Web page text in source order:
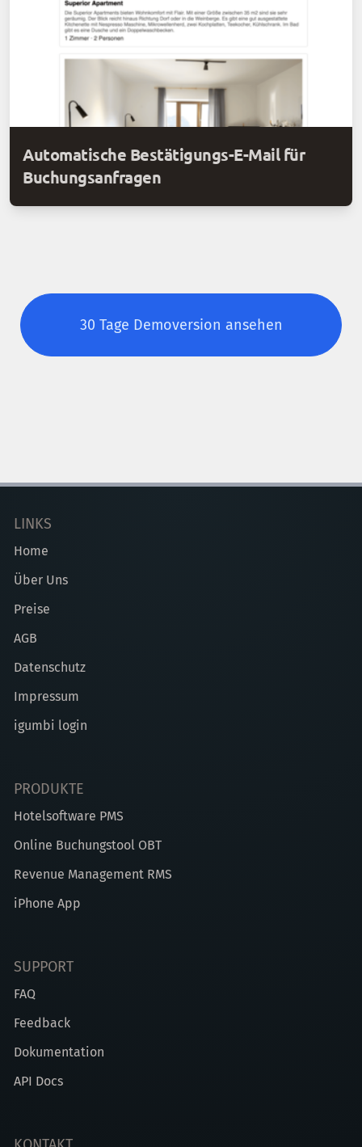
Automatische Bestätigungs-E-Mail für
Buchungsanfragen
30 Tage Demoversion ansehen
LINKS
Home
Über Uns
Preise
AGB
Datenschutz
Impressum
igumbi login
PRODUKTE
Hotelsoftware PMS
Online Buchungstool OBT
Revenue Management RMS
iPhone App
SUPPORT
FAQ
Feedback
Dokumentation
API Docs